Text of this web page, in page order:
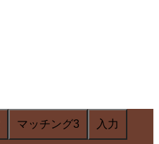
マッチング3 入力